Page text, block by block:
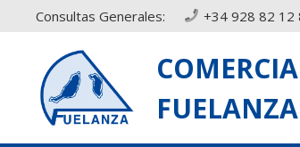
Consultas Generales: +34 928 82 12
FUELANZA